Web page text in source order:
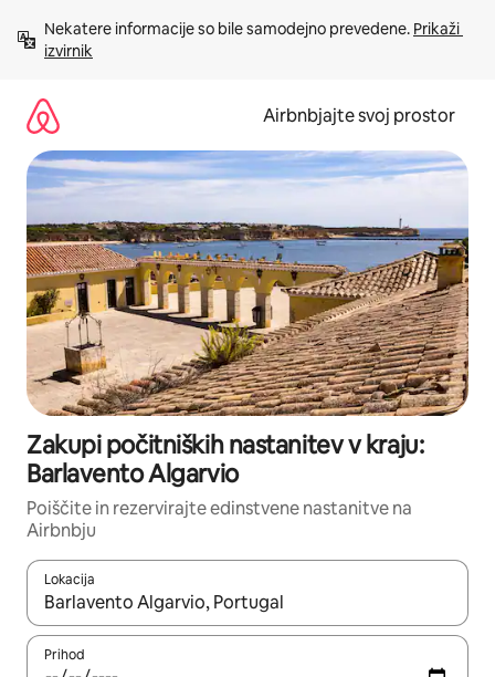
vsebino
Nekatere informacije so bile samodejno prevedene. Prikaži
izvirnik
Airbnbjajte svoj prostor
Zakupi počitniških nastanitev v kraju:
Barlavento Algarvio
Poiščite in rezervirajte edinstvene nastanitve na
Airbnbju
Lokacija
Ko so rezultati na voljo, krmarite s puščičnima tipkama gor in
Prihod